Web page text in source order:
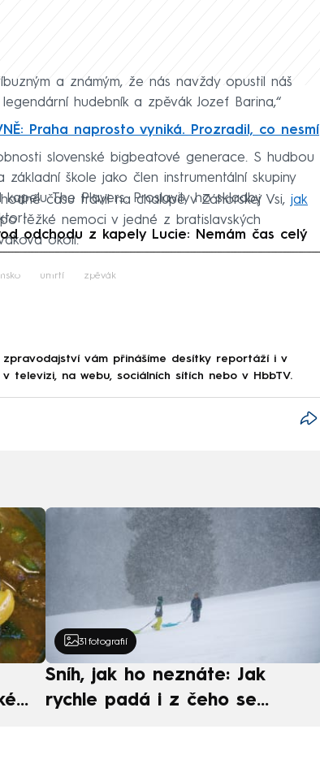
a známým, že nás navždy opustil náš
hudebník a zpěvák Jozef Barina,“
Praha naprosto vyniká. Prozradil, co nesmí
slovenské bigbeatové generace. S hudbou
škole jako člen instrumentální skupiny
The Players. Proslavily ho skladby
času trávil na chalupě v Záhorskej Vsi, jak
těžké nemoci v jedné z bratislavských
okolí.
odchodu z kapely Lucie: Nemám čas celý
to fetch
úmrtí zpěvák
zpravodajství vám přinášíme desítky reportáží i v
na webu, sociálních sítích nebo v HbbTV.
31 fotografií
Sníh, jak ho neznáte: Jak
rychle padá i z čeho se